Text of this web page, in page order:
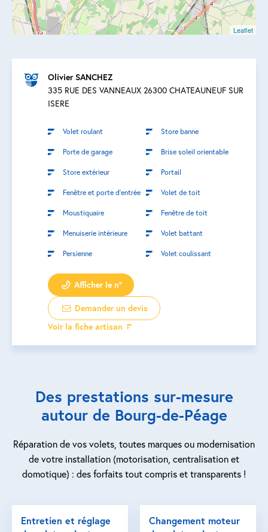
Leaflet
Olivier SANCHEZ
335 RUE DES VANNEAUX 26300 CHATEAUNEUF SUR
ISERE
Volet roulant Store banne
Porte de garage Brise soleil orientable
Store extérieur Portail
Fenêtre et porte d’entrée Volet de toit
Moustiquaire Fenêtre de toit
Menuiserie intérieure Volet battant
Persienne Volet coulissant
Afficher le n°
Demander un devis
Voir la fiche artisan
Des prestations sur-mesure
autour de Bourg-de-Péage
Réparation de vos volets, toutes marques ou modernisation
de votre installation (motorisation, centralisation et
domotique) : des forfaits tout compris et transparents !
Entretien et réglage
Changement moteur